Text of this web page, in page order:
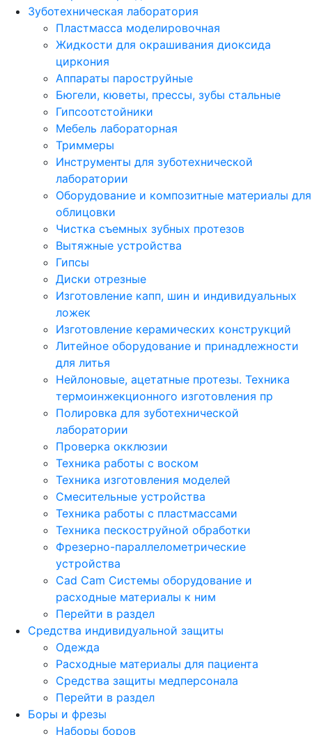
Зуботехническая лаборатория
Пластмасса моделировочная
Жидкости для окрашивания диоксида
циркония
Аппараты пароструйные
Бюгели, кюветы, прессы, зубы стальные
Гипсоотстойники
Мебель лабораторная
Триммеры
Инструменты для зуботехнической
лаборатории
Оборудование и композитные материалы для
облицовки
Чистка съемных зубных протезов
Вытяжные устройства
Гипсы
Диски отрезные
Изготовление капп, шин и индивидуальных
ложек
Изготовление керамических конструкций
Литейное оборудование и принадлежности
для литья
Нейлоновые, ацетатные протезы. Техника
термоинжекционного изготовления пр
Полировка для зуботехнической
лаборатории
Проверка окклюзии
Техника работы с воском
Техника изготовления моделей
Смесительные устройства
Техника работы с пластмассами
Техника пескоструйной обработки
Фрезерно-параллелометрические
устройства
Cad Cam Системы оборудование и
расходные материалы к ним
Перейти в раздел
Средства индивидуальной защиты
Одежда
Расходные материалы для пациента
Средства защиты медперсонала
Перейти в раздел
Боры и фрезы
Наборы боров